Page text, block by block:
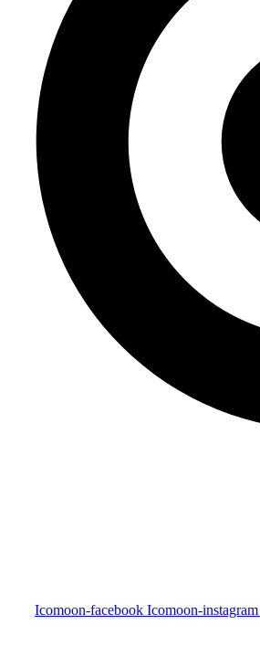
Icomoon-facebook Icomoon-instagram